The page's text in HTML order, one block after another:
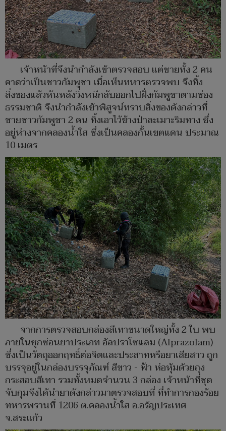
เจ้าหน้าที่จึงนำกำลังเข้าตรวจสอบ แต่ชายทั้ง 2 คน
คาดว่าเป็นชาวกัมพูชา เมื่อเห็นทหารตรวจพบ จึงทิ้ง
สิ่งของแล้วหันหลังวิ่งหนีกลับออกไปฝั่งกัมพูชาตามช่อง
ธรรมชาติ จึงนำกำลังเข้าพิสูจน์ทราบสิ่งของดังกล่าวที่
ชายชาวกัมพูชา 2 คน ทิ้งเอาไว้ข้างป่าละเมาะริมทาง ซึ่ง
อยู่ห่างจากคลองน้ำใส ซึ่งเป็นคลองกั้นเขตแดน ประมาณ
10 เมตร
จากการตรวจสอบกล่องสีเทาขนาดใหญ่ทั้ง 2 ใบ พบ
ภายในซุกซ่อนยาประเภท อัลปราโซแลม (Alprazolam)
ซึ่งเป็นวัตถุออกฤทธิ์ต่อจิตและประสาทหรือยาเสียสาว ถูก
บรรจุอยู่ในกล่องบรรจุภัณฑ์ สีขาว - ฟ้า ห่อหุ้มด้วยถุง
กระสอบสีเทา รวมทั้งหมดจำนวน 3 กล่อง เจ้าหน้าที่ชุด
จับกุมจึงได้นำยาดังกล่าวมาตรวจสอบที่ ที่ทำการกองร้อย
ทหารพรานที่ 1206 ต.คลองน้ำใส อ.อรัญประเทศ
จ.สระแก้ว